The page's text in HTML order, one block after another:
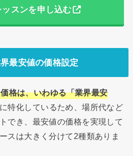
スンを申し込む
最安値の価格設定
格は、いわゆる「業界最安
特化しているため、場所代など
でき、最安値の価格を実現して
スは大きく分けて2種類ありま